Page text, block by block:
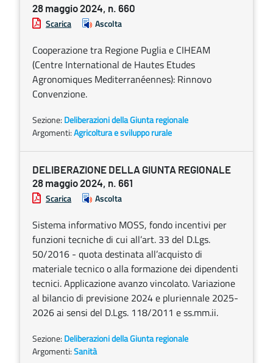
28 maggio 2024, n. 660
Scarica Ascolta
Cooperazione tra Regione Puglia e CIHEAM
(Centre International de Hautes Etudes
Agronomiques Mediterranéennes): Rinnovo
Convenzione.
Sezione: Deliberazioni della Giunta regionale
Argomenti:Agricoltura e sviluppo rurale
DELIBERAZIONE DELLA GIUNTA REGIONALE
28 maggio 2024, n. 661
Scarica Ascolta
Sistema informativo MOSS, fondo incentivi per
funzioni tecniche di cui all’art. 33 del D.Lgs.
50/2016 - quota destinata all’acquisto di
materiale tecnico o alla formazione dei dipendenti
tecnici. Applicazione avanzo vincolato. Variazione
al bilancio di previsione 2024 e pluriennale 2025-
2026 ai sensi del D.Lgs. 118/2011 e ss.mm.ii.
Sezione: Deliberazioni della Giunta regionale
Argomenti:Sanità